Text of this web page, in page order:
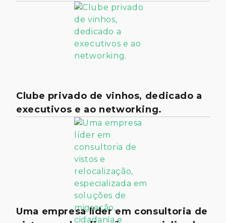
Clube privado de vinhos, dedicado a
executivos e ao networking.
Uma empresa líder em consultoria de